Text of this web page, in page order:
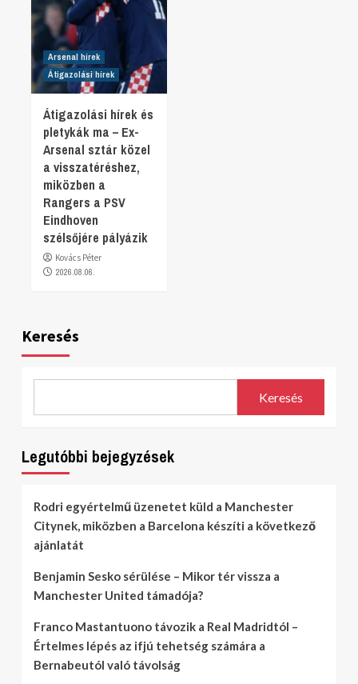
Arsenal hírek
Átigazolási hírek
Átigazolási hírek és
pletykák ma – Ex-
Arsenal sztár közel
a visszatéréshez,
miközben a
Rangers a PSV
Eindhoven
szélsőjére pályázik
Kovács Péter
2026.08.06.
Keresés
Keresés
Legutóbbi bejegyzések
Rodri egyértelmű üzenetet küld a Manchester
Citynek, miközben a Barcelona készíti a következő
ajánlatát
Benjamin Sesko sérülése – Mikor tér vissza a
Manchester United támadója?
Franco Mastantuono távozik a Real Madridtól –
Értelmes lépés az ifjú tehetség számára a
Bernabeutól való távolság